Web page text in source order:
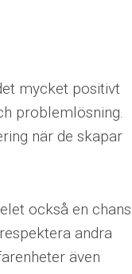
mycket positivt
problemlösning.
när de skapar
också en chans
andra
även